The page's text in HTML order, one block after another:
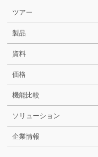
ツアー
製品
資料
価格
機能比較
ソリューション
企業情報